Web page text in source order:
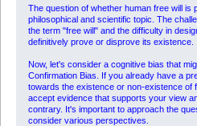
The question of whether human free will is
philosophical and scientific topic. The
the term "free will" and the difficulty in
definitively prove or disprove its existence.
Now, let's consider a cognitive bias that
Confirmation Bias. If you already have a
towards the existence or non-existence of
accept evidence that supports your view
contrary. It's important to approach the
consider various perspectives.